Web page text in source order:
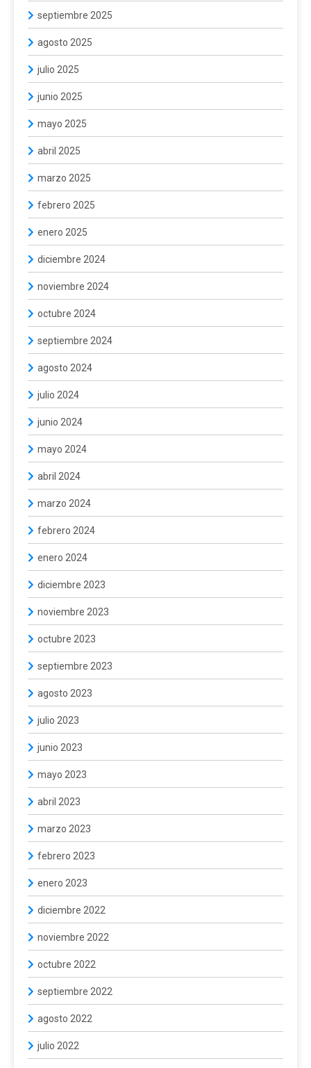
septiembre 2025
agosto 2025
julio 2025
junio 2025
mayo 2025
abril 2025
marzo 2025
febrero 2025
enero 2025
diciembre 2024
noviembre 2024
octubre 2024
septiembre 2024
agosto 2024
julio 2024
junio 2024
mayo 2024
abril 2024
marzo 2024
febrero 2024
enero 2024
diciembre 2023
noviembre 2023
octubre 2023
septiembre 2023
agosto 2023
julio 2023
junio 2023
mayo 2023
abril 2023
marzo 2023
febrero 2023
enero 2023
diciembre 2022
noviembre 2022
octubre 2022
septiembre 2022
agosto 2022
julio 2022